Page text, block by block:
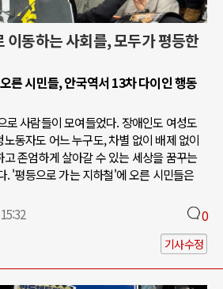
이동하는 사회를, 모두가 평등한
른 시민들, 안국역서 13차 다이인 행동
로 사람들이 모여들었다. 장애인도 여성도
동자도 어느 누구도, 차별 없이 배제 없이
존엄하게 살아갈 수 있는 세상을 꿈꾸는
. '평등으로 가는 지하철'에 오른 시민들은
0
기사수정